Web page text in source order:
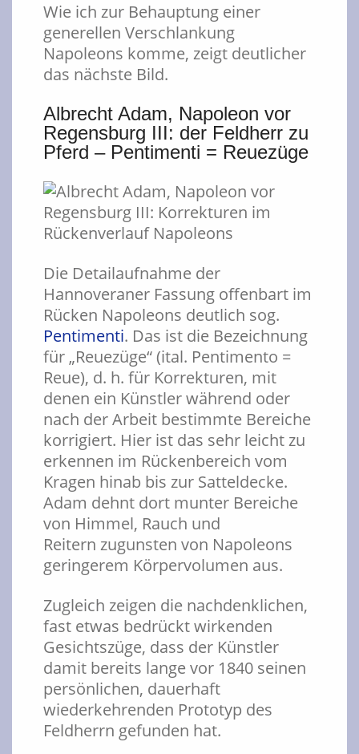
Wie ich zur Behauptung einer
generellen Verschlankung
Napoleons komme, zeigt deutlicher
das nächste Bild.
Albrecht Adam, Napoleon vor
Regensburg III: der Feldherr zu
Pferd – Pentimenti = Reuezüge
Die Detailaufnahme der
Hannoveraner Fassung offenbart im
Rücken Napoleons deutlich sog.
Pentimenti. Das ist die Bezeichnung
für „Reuezüge“ (ital. Pentimento =
Reue), d. h. für Korrekturen, mit
denen ein Künstler während oder
nach der Arbeit bestimmte Bereiche
korrigiert. Hier ist das sehr leicht zu
erkennen im Rückenbereich vom
Kragen hinab bis zur Satteldecke.
Adam dehnt dort munter Bereiche
von Himmel, Rauch und
Reitern zugunsten von Napoleons
geringerem Körpervolumen aus.
Zugleich zeigen die nachdenklichen,
fast etwas bedrückt wirkenden
Gesichtszüge, dass der Künstler
damit bereits lange vor 1840 seinen
persönlichen, dauerhaft
wiederkehrenden Prototyp des
Feldherrn gefunden hat.